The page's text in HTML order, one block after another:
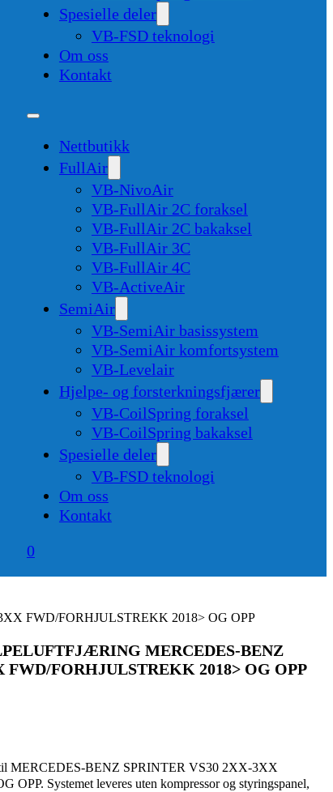
Spesielle deler
VB-FSD teknologi
Om oss
Kontakt
Nettbutikk
FullAir
VB-NivoAir
VB-FullAir 2C foraksel
VB-FullAir 2C bakaksel
VB-FullAir 3C
VB-FullAir 4C
VB-ActiveAir
SemiAir
VB-SemiAir basissystem
VB-SemiAir komfortsystem
VB-Levelair
Hjelpe- og forsterkningsfjærer
VB-CoilSpring foraksel
VB-CoilSpring bakaksel
Spesielle deler
VB-FSD teknologi
Om oss
Kontakt
0
FWD/FORHJULSTREKK 2018> OG OPP
MERCEDES-BENZ
FWD/FORHJULSTREKK 2018> OG OPP
MERCEDES-BENZ SPRINTER VS30 2XX-3XX
Systemet leveres uten kompressor og styringspanel,